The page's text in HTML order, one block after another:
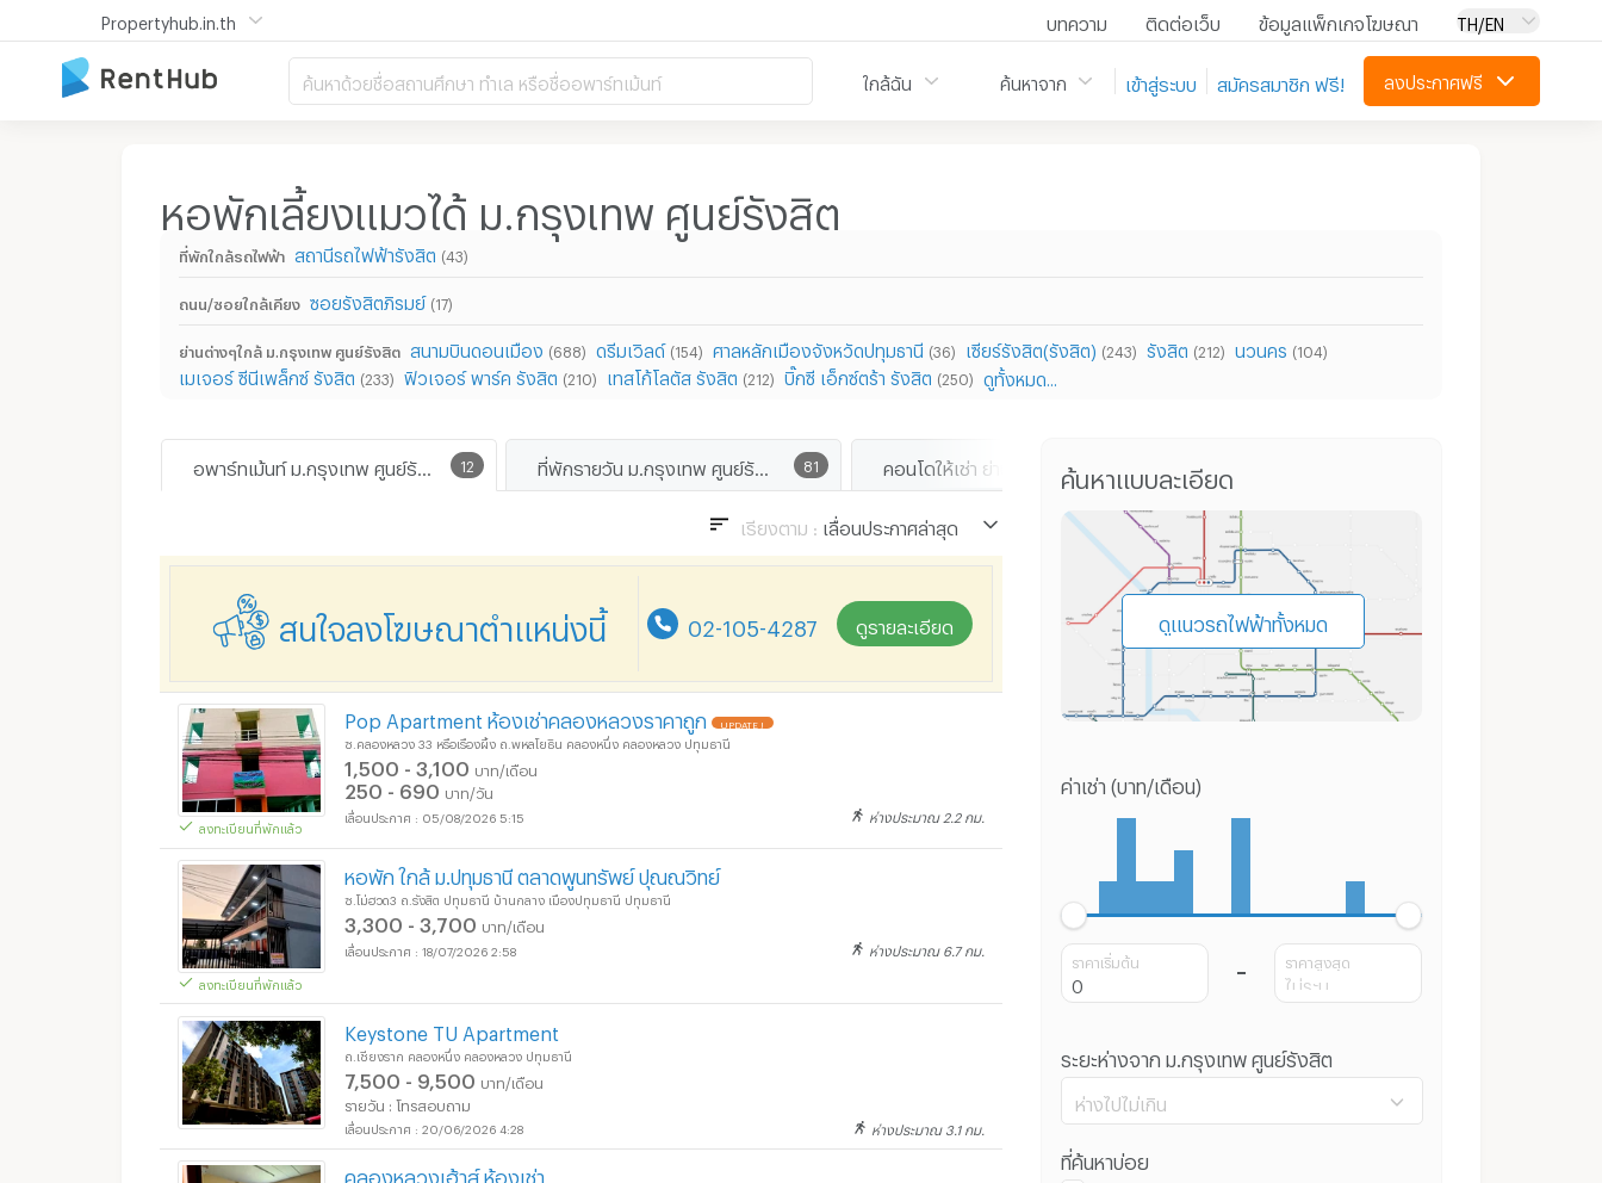
Propertyhub.in.th บทความ ติดต่อเว็บ ข้อมูลแพ็กเกจโฆษณา TH/EN
ค้นหาด้วยชื่อสถานศึกษา ทำเล หรือชื่ออพาร์ทเม้นท์ ใกล้ฉัน ค้นหาจาก เข้าสู่ระบบ สมัครสมาชิก ฟรี! ลงประกาศฟรี
หอพักเลี้ยงแมวได้ ม.กรุงเทพ ศูนย์รังสิต
ที่พักใกล้รถไฟฟ้า สถานีรถไฟฟ้ารังสิต (43)
ถนน/ซอยใกล้เคียง ซอยรังสิตภิรมย์ (17)
ย่านต่างๆใกล้ ม.กรุงเทพ ศูนย์รังสิต สนามบินดอนเมือง (688) ดรีมเวิลด์ (154) ศาลหลักเมืองจังหวัดปทุมธานี (36) เซียร์รังสิต(รังสิต) (243) รังสิต (212) นวนคร (104)
เมเจอร์ ซีนีเพล็กซ์ รังสิต (233) ฟิวเจอร์ พาร์ค รังสิต (210) เทสโก้โลตัส รังสิต (212) บิ๊กซี เอ็กซ์ตร้า รังสิต (250) ดูทั้งหมด...
12
อพาร์ทเม้นท์ ม.กรุงเทพ ศูนย์รังสิต 81
ที่พักรายวัน ม.กรุงเทพ ศูนย์รังสิต
เรียงตาม : เลื่อนประกาศล่าสุด
ราคา น้อยไปมาก
ระยะทางใกล้ไปไกล
สนใจลงโฆษณาตำแหน่งนี้ 02-105-4287 ดูรายละเอียด
ลงทะเบียนที่พักแล้ว
Pop Apartment ห้องเช่าคลองหลวงราคาถูก UPDATE !
ซ.คลองหลวง 33 หรือเรืองผึ้ง ถ.พหลโยธิน คลองหนึ่ง คลองหลวง ปทุมธานี
1,500 - 3,100 บาท/เดือน
250 - 690 บาท/วัน
05/08/2026 5:15 ห่างประมาณ 2.2 กม.
ลงทะเบียนที่พักแล้ว
หอพัก ใกล้ ม.ปทุมธานี ตลาดพูนทรัพย์ ปุณณวิทย์
ซ.โม่ฮวด3 ถ.รังสิต ปทุมธานี บ้านกลาง เมืองปทุมธานี ปทุมธานี
3,300 - 3,700 บาท/เดือน
18/07/2026 2:58 ห่างประมาณ 6.7 กม.
Keystone TU Apartment
ถ.เชียงราก คลองหนึ่ง คลองหลวง ปทุมธานี
7,500 - 9,500 บาท/เดือน
รายวัน : โทรสอบถาม
20/06/2026 4:28 ห่างประมาณ 3.1 กม.
คลองหลวงเฮ้าส์ ห้องเช่า
ค้นหาแบบละเอียด
ดูแนวรถไฟฟ้าทั้งหมด
ค่าเช่า (บาท/เดือน)
ราคาเริ่มต้น ราคาสูงสุด
ระยะห่างจาก ม.กรุงเทพ ศูนย์รังสิต
ห่างไปไม่เกิน
ที่ค้นหาบ่อย